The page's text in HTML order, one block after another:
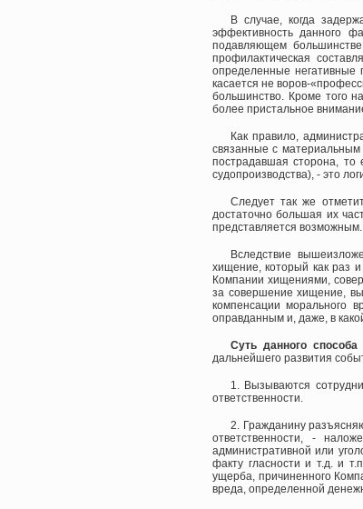
В случае, когда
эффективность данного
подавляющем
профилактическая
определенные негативные
касается не воров-
большинство. Кроме того
более пристальное
Как правило,
связанные с
пострадавшая сторона, то
судопроизводства), - это
Следует так же
достаточно большая их
представляется возможным.
Вследствие
хищение, который как раз
Компании хищениями,
за совершение хищение,
компенсации морального
оправданным и, даже, в
Суть данного способа
дальнейшего развития
1. Вызываются
ответственности.
2. Гражданину
ответственности, -
административной или
факту гласности и т.д. и
ущерба, причиненного
вреда, определенной